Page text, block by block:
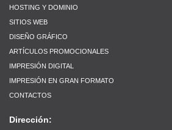
HOSTING Y DOMINIO
SITIOS WEB
DISEÑO GRÁFICO
ARTÍCULOS PROMOCIONALES
IMPRESIÓN DIGITAL
IMPRESIÓN EN GRAN FORMATO
CONTACTOS
Dirección: